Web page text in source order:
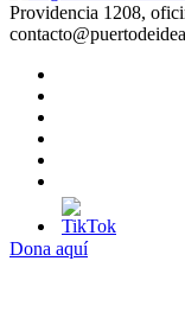
Providencia 1208,
Dona aquí